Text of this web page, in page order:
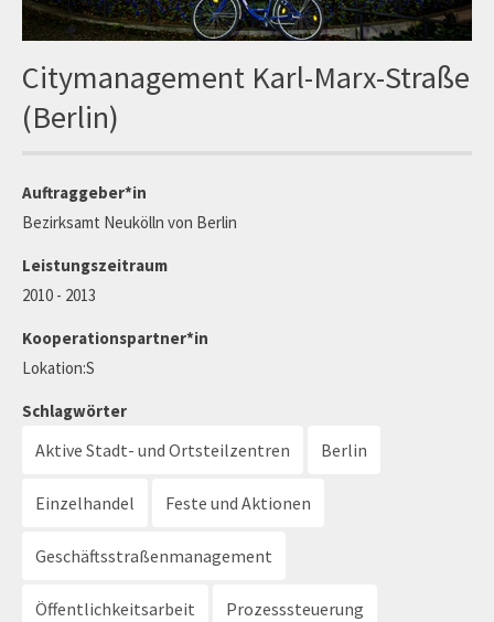
Citymanagement Karl-Marx-Straße
(Berlin)
Auftraggeber*in
Bezirksamt Neukölln von Berlin
Leistungszeitraum
2010 - 2013
Kooperationspartner*in
Lokation:S
Schlagwörter
Aktive Stadt- und Ortsteilzentren Berlin
Einzelhandel Feste und Aktionen
Geschäftsstraßenmanagement
Öffentlichkeitsarbeit Prozesssteuerung